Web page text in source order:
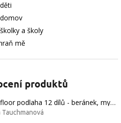
a školy
mě
produktů
Minideckfloor podlaha 12 dílů - beránek, myška, mráček a duha 230162
produktu je 5 z 5 hvězdiček.
Tauchmanová